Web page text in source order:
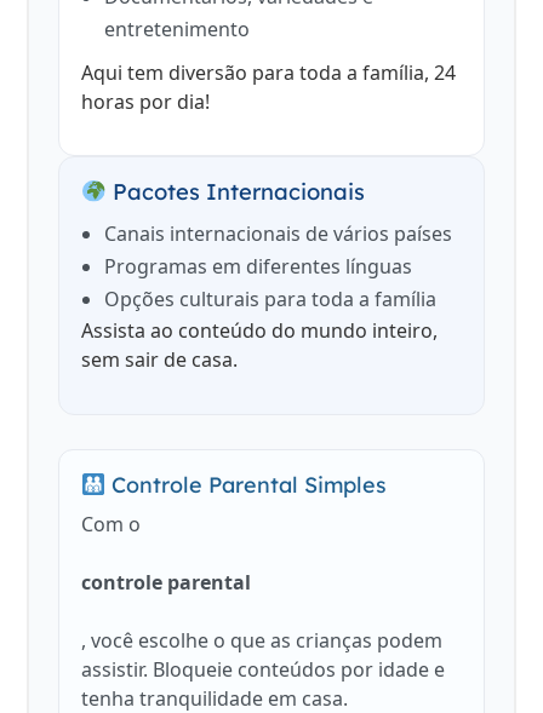
entretenimento
Aqui tem diversão para toda a família, 24
horas por dia!
Pacotes Internacionais
Canais internacionais de vários países
Programas em diferentes línguas
Opções culturais para toda a família
Assista ao conteúdo do mundo inteiro,
sem sair de casa.
Controle Parental Simples
Com o
controle parental
, você escolhe o que as crianças podem
assistir. Bloqueie conteúdos por idade e
tenha tranquilidade em casa.